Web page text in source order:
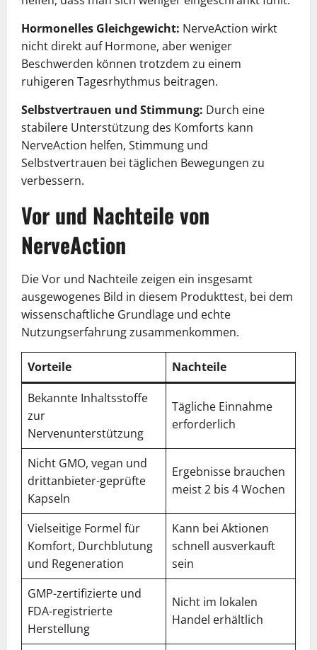
Hormonelles Gleichgewicht: NerveAction wirkt
nicht direkt auf Hormone, aber weniger
Beschwerden können trotzdem zu einem
ruhigeren Tagesrhythmus beitragen.
Selbstvertrauen und Stimmung: Durch eine
stabilere Unterstützung des Komforts kann
NerveAction helfen, Stimmung und
Selbstvertrauen bei täglichen Bewegungen zu
verbessern.
Vor und Nachteile von
NerveAction
Die Vor und Nachteile zeigen ein insgesamt
ausgewogenes Bild in diesem Produkttest, bei dem
wissenschaftliche Grundlage und echte
Nutzungserfahrung zusammenkommen.
Vorteile
Nachteile
Bekannte Inhaltsstoffe
zur
Nervenunterstützung
Tägliche Einnahme
erforderlich
Nicht GMO, vegan und
drittanbieter-geprüfte
Kapseln
Ergebnisse brauchen
meist 2 bis 4 Wochen
Vielseitige Formel für
Komfort, Durchblutung
und Regeneration
Kann bei Aktionen
schnell ausverkauft
sein
GMP-zertifizierte und
FDA-registrierte
Herstellung
Nicht im lokalen
Handel erhältlich